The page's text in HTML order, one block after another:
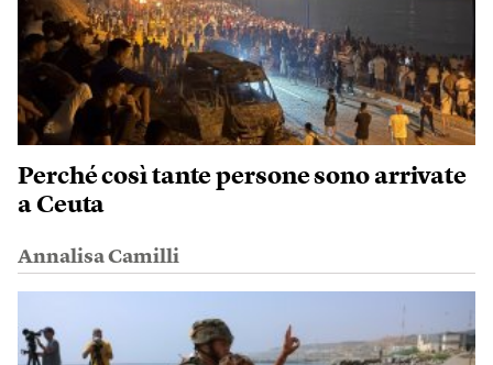
Perché così tante persone sono arrivate
a Ceuta
Annalisa Camilli